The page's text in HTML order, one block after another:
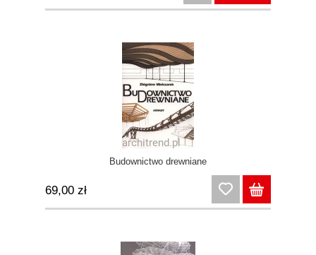
Budownictwo drewniane
69,00 zł